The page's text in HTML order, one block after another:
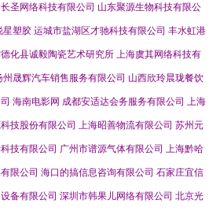
圣网络科技有限公司 山东聚源生物科技有限公
星塑胶 运城市盐湖区才驰科技有限公司 丰水虹港
化县诚毅陶瓷艺术研究所 上海虞其网络科技有
州晟辉汽车销售服务有限公司 山西欣玲晨珑餐饮
海南电影网 成都安适达会务服务有限公司 上海
技股份有限公司 上海昭善物流有限公司 苏州元
技有限公司 广州市谱源气体有限公司 上海黔哈
限公司 海口的搞信息咨询有限公司 石家庄宜信
备有限公司 深圳市韩果儿网络有限公司 北京光